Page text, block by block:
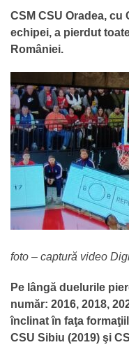
CSM CSU Oradea,
echipei, a pierdut
României.
foto – captură video
Pe lângă duelurile
număr: 2016, 2018,
înclinat în faţa
CSU Sibiu (2019) şi